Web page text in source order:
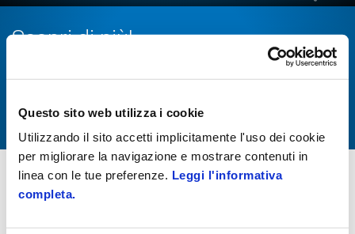
Questo sito web utilizza i cookie
Utilizzando il sito accetti implicitamente l'uso dei cookie
per migliorare la navigazione e mostrare contenuti in
linea con le tue preferenze. Leggi l'informativa
completa.
Scopri di più!
Sei interessato all'acquisto dei pacchetti di Start up e vuoi
In questa sezione troverai tutte le informazioni commerciali
e il materiale che possa esserti d'aiuto!
Soluzioni Privacy e GDPR Formazione
GDPR Zucchetti Startup